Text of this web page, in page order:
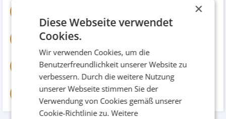
Keyaccount
DI (FH) Jürgen Oberguggenberger
Raphael Seidl
Mag. Günther Haas
Auftraggeber
×
Diese Webseite verwendet
Cookies.
Wir verwenden Cookies, um die
Benutzerfreundlichkeit unserer Website zu
verbessern. Durch die weitere Nutzung
unserer Webseite stimmen Sie der
Verwendung von Cookies gemäß unserer
Cookie-Richtlinie zu.Weitere